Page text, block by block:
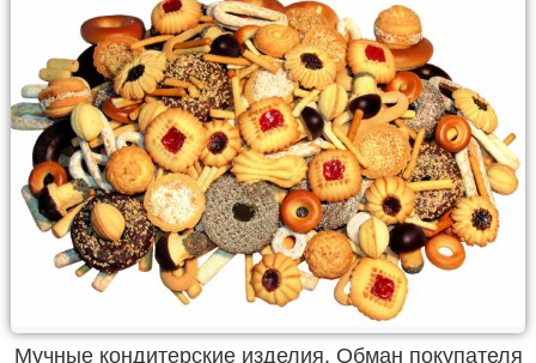
Мучные кондитерские изделия. Обман покупателя